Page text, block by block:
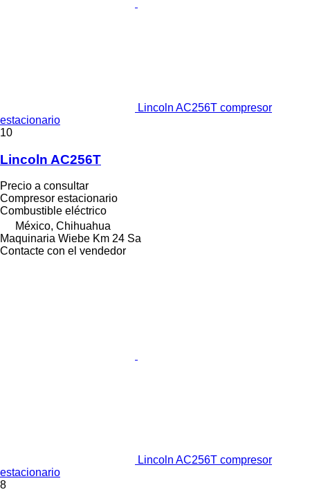
Lincoln AC256T compresor
estacionario
10
Lincoln AC256T
Precio a consultar
Compresor estacionario
Combustible eléctrico
México, Chihuahua
Maquinaria Wiebe Km 24 Sa
Contacte con el vendedor
Lincoln AC256T compresor
estacionario
8